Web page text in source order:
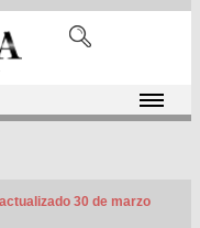
actualizado 30 de marzo